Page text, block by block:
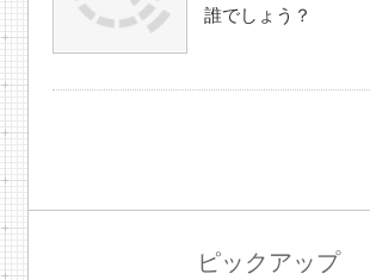
誰でしょう？
ピックアップ